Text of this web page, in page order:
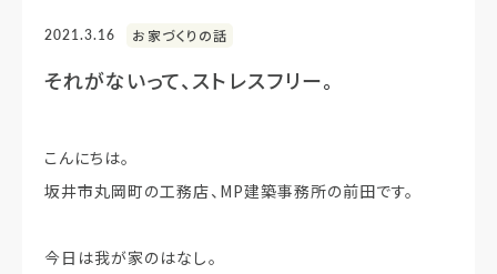
2021.3.16 お家づくりの話
それがないって、ストレスフリー。
こんにちは。
坂井市丸岡町の工務店、MP建築事務所の前田です。
今日は我が家のはなし。